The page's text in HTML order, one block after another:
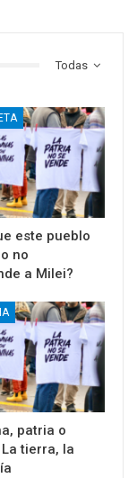
Todas
este pueblo
no
a Milei?
patria o
tierra, la